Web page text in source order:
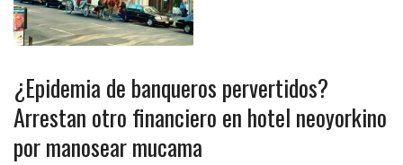
¿Epidemia de banqueros pervertidos?
Arrestan otro financiero en hotel neoyorkino
por manosear mucama